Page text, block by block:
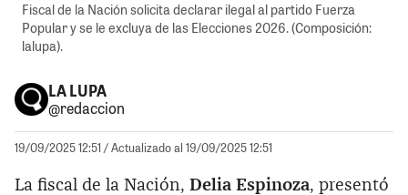
Fiscal de la Nación solicita declarar ilegal al partido Fuerza
Popular y se le excluya de las Elecciones 2026. (Composición:
lalupa).
LA LUPA
@redaccion
19/09/2025 12:51 / Actualizado al 19/09/2025 12:51
La fiscal de la Nación, Delia Espinoza, presentó